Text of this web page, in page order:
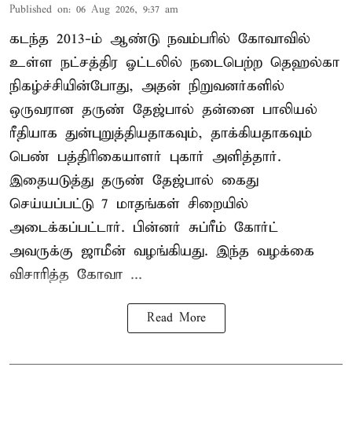
Published on: 06 Aug 2026, 9:37 am
கடந்த 2013-ம் ஆண்டு நவம்பரில் கோவாவில்
உள்ள நட்சத்திர ஓட்டலில் நடைபெற்ற தெஹல்கா
நிகழ்ச்சியின்போது, அதன் நிறுவனர்களில்
ஒருவரான தருண் தேஜ்பால் தன்னை பாலியல்
ரீதியாக துன்புறுத்தியதாகவும், தாக்கியதாகவும்
பெண் பத்திரிகையாளர் புகார் அளித்தார்.
இதையடுத்து தருண் தேஜ்பால் கைது
செய்யப்பட்டு 7 மாதங்கள் சிறையில்
அடைக்கப்பட்டார். பின்னர் சுப்ரீம் கோர்ட்
அவருக்கு ஜாமீன் வழங்கியது. இந்த வழக்கை
விசாரித்த கோவா ...
Read More